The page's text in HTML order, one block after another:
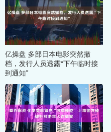
亿操盘 多部日本电影突然撤
档，发行人员透露“下午临时接
到通知”